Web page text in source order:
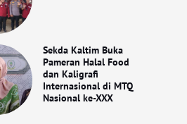
Sekda Kaltim Buka
Pameran Halal Food
dan Kaligrafi
Internasional di MTQ
Nasional ke-XXX